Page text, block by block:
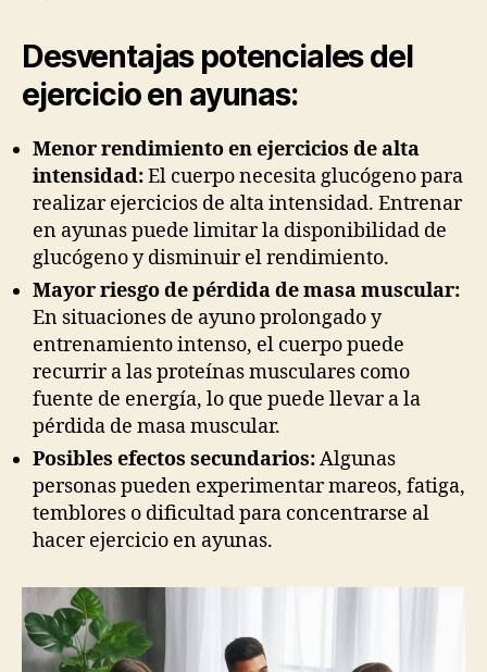
Desventajas potenciales del
ejercicio en ayunas:
Menor rendimiento en ejercicios de alta
intensidad:El cuerpo necesita glucógeno para
realizar ejercicios de alta intensidad. Entrenar
en ayunas puede limitar la disponibilidad de
glucógeno y disminuir el rendimiento.
Mayor riesgo de pérdida de masa muscular:
En situaciones de ayuno prolongado y
entrenamiento intenso, el cuerpo puede
recurrir a las proteínas musculares como
fuente de energía, lo que puede llevar a la
pérdida de masa muscular.
Posibles efectos secundarios:Algunas
personas pueden experimentar mareos, fatiga,
temblores o dificultad para concentrarse al
hacer ejercicio en ayunas.